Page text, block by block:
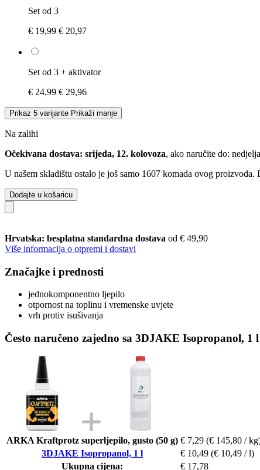
Set od 3
€ 19,99 € 20,97
Set od 3 + aktivator
€ 24,99 € 29,96
Prikaz 5 varijante Prikaži manje
Na zalihi
Očekivana dostava: srijeda, 12. kolovoza, ako naručite do:
U našem skladištu ostalo je još samo 1607 komada ovog
Dodajte u košaricu
Hrvatska: besplatna standardna dostava od € 49,90
Više informacija o otpremi i dostavi
Značajke i prednosti
jednokomponentno ljepilo
otpornost na toplinu i vremenske uvjete
vrh protiv isušivanja
Često naručeno zajedno sa 3DJAKE Isopropanol, 1 l
ARKA Kraftprotz superljepilo, gusto (50 g) € 7,29 (€ 145,80 /
3DJAKE Isopropanol, 1 l
€ 10,49 (€ 10,49 / l)
Ukupna cijena:
€ 17,78